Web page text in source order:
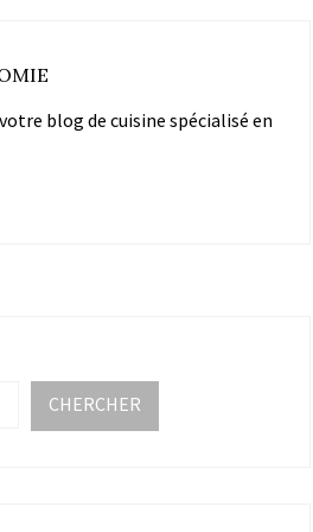
blog de cuisine spécialisé en
CHERCHER